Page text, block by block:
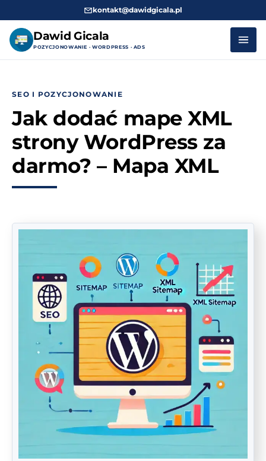
kontakt@dawidgicala.pl
Dawid Gicala
POZYCJONOWANIE · WORDPRESS · ADS
treściSEO I POZYCJONOWANIE
Jak dodać mape XML
strony WordPress za
darmo? – Mapa XML